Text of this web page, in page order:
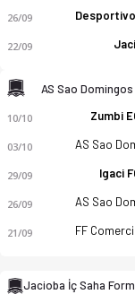
Jacioba AC AL -
26/09
22/09
AS Sao
10/10 Zumbi
03/10
29/09 Igaci
26/09
21/09
Jacioba İç Saha